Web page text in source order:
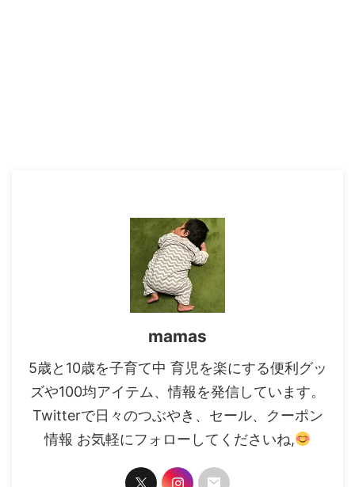
mamas
5歳と10歳を子育て中 育児を楽にする便利グッ
ズや100均アイテム、情報を発信しています。
Twitterで日々のつぶやき、セール、クーポン
情報 お気軽にフォローしてくださいね,